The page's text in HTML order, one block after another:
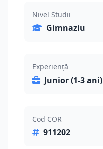
Nivel Studii
Gimnaziu
Experiență
Junior (1-3 ani)
Cod COR
911202